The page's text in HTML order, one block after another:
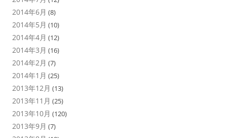
2014年6月 (8)
2014年5月 (10)
2014年4月 (12)
2014年3月 (16)
2014年2月 (7)
2014年1月 (25)
2013年12月 (13)
2013年11月 (25)
2013年10月 (120)
2013年9月 (7)